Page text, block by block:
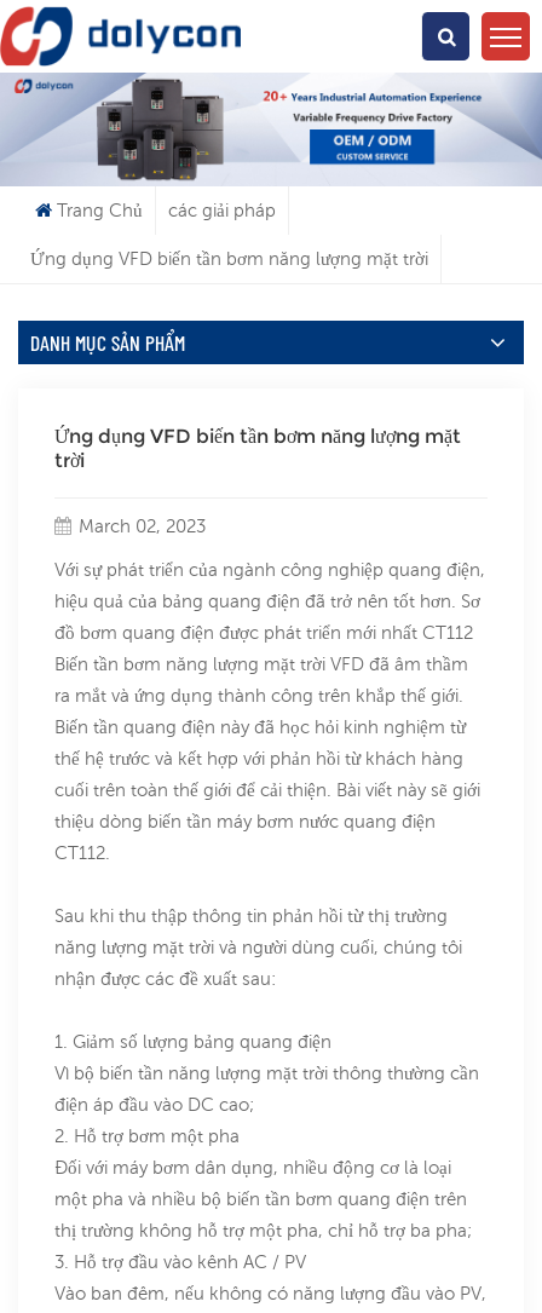
Bạn Đang Tìm Kiếm Cái Gì?
Trang Chủ các giải pháp
Ứng dụng VFD biến tần bơm năng lượng mặt trời
DANH MỤC SẢN PHẨM
Ứng dụng VFD biến tần bơm năng lượng mặt
trời
March 02, 2023
Với sự phát triển của ngành công nghiệp quang điện,
hiệu quả của bảng quang điện đã trở nên tốt hơn. Sơ
đồ bơm quang điện được phát triển mới nhất CT112
Biến tần bơm năng lượng mặt trời VFD đã âm thầm
ra mắt và ứng dụng thành công trên khắp thế giới.
Biến tần quang điện này đã học hỏi kinh nghiệm từ
thế hệ trước và kết hợp với phản hồi từ khách hàng
cuối trên toàn thế giới để cải thiện. Bài viết này sẽ giới
thiệu dòng biến tần máy bơm nước quang điện
CT112.
Sau khi thu thập thông tin phản hồi từ thị trường
năng lượng mặt trời và người dùng cuối, chúng tôi
nhận được các đề xuất sau:
1. Giảm số lượng bảng quang điện
Vì bộ biến tần năng lượng mặt trời thông thường cần
điện áp đầu vào DC cao;
2. Hỗ trợ bơm một pha
Đối với máy bơm dân dụng, nhiều động cơ là loại
một pha và nhiều bộ biến tần bơm quang điện trên
thị trường không hỗ trợ một pha, chỉ hỗ trợ ba pha;
3. Hỗ trợ đầu vào kênh AC / PV
Vào ban đêm, nếu không có năng lượng đầu vào PV,